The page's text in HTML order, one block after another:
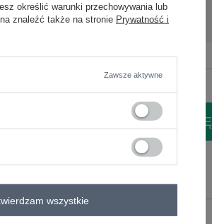
ZALOGUJ SIĘ I ZOBACZ CENĘ
5% elastan
określić warunki przechowywania lub
znaleźć także na stronie Prywatność i
Zawsze aktywne
wszystkie